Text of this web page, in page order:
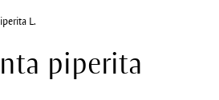
piperita